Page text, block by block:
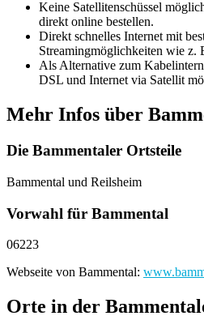
Keine Satellitenschüssel
direkt online bestellen.
Direkt schnelles Internet mit
Streamingmöglichkeiten wie z.
Als Alternative zum
DSL und Internet via Satellit
Mehr Infos über
Die Bammentaler Ortsteile
Bammental und Reilsheim
Vorwahl für Bammental
06223
Webseite von Bammental:
Orte in der